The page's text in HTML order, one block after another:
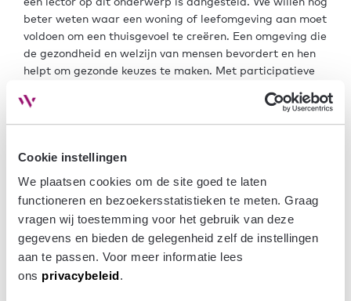
Cookie instellingen
We plaatsen cookies om de site goed te laten
functioneren en bezoekersstatistieken te meten. Graag
vragen wij toestemming voor het gebruik van deze
gegevens en bieden de gelegenheid zelf de instellingen
aan te passen. Voor meer informatie lees
ons privacybeleid.
beter weten waar een woning of leefomgeving aan moet
voldoen om een thuisgevoel te creëren. Een omgeving die
de gezondheid en welzijn van mensen bevordert en hen
helpt om gezonde keuzes te maken. Met participatieve
ontwikkeld samen met bewoners van de stad en
gebruikers van een gebied. Het lectoraat biedt tevens
gezondheid aan de slag te gaan met thema’s als
en kunstenaars worden uitgenodigd om mee te denken
en met vernieuwende ideeën te komen. Vanuit onze
expertise als vastgoedontwikkelaar brengen we
onderzoeksvragen in en stellen we projectlocaties
beschikbaar als proeftuin en passen we de uitkomsten
toe op andere projecten, in Groningen en daarbuiten. Zo